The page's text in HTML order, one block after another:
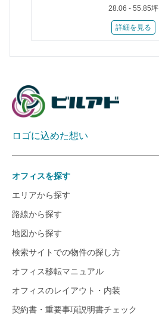
28.06 - 55.85坪
詳細を見る
ロゴに込めた想い
オフィスを探す
エリアから探す
路線から探す
地図から探す
検索サイトでの物件の探し方
オフィス移転マニュアル
オフィスのレイアウト・内装
契約書・重要事項説明書チェック